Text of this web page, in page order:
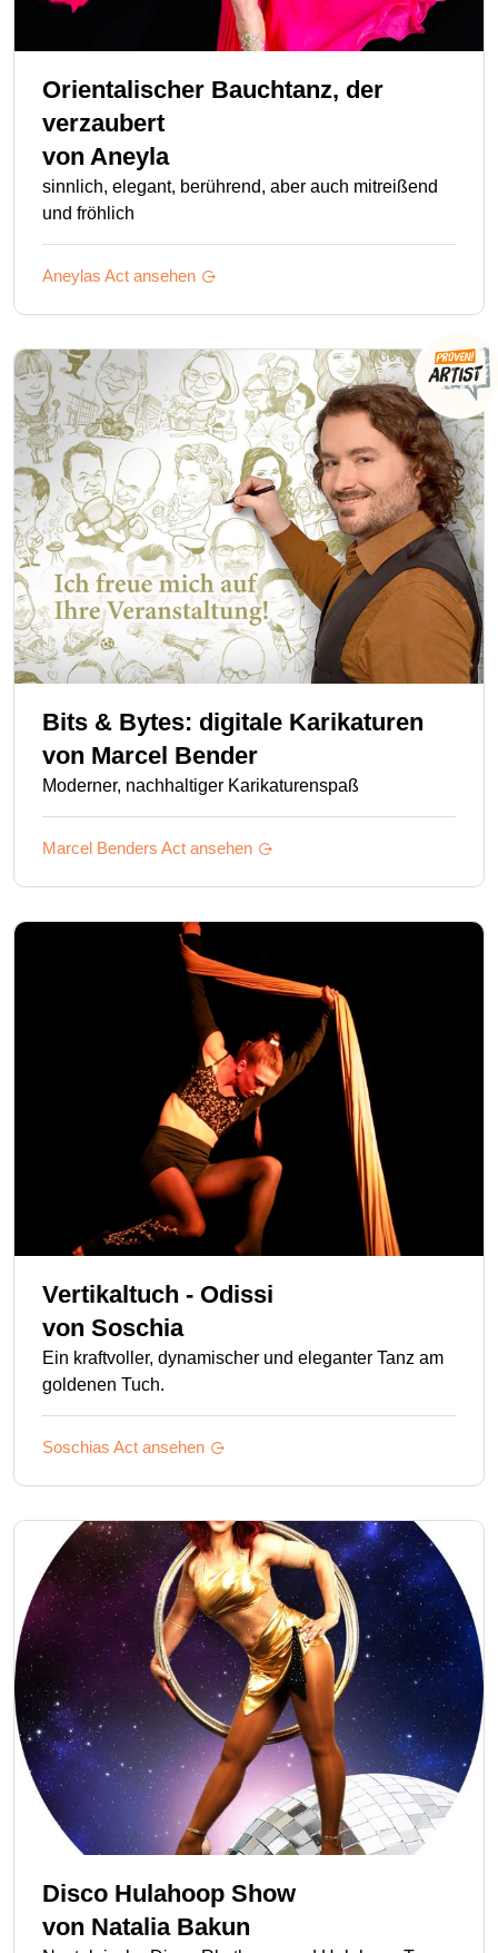
Orientalischer Bauchtanz, der
verzaubert
von Aneyla
sinnlich, elegant, berührend, aber auch mitreißend
und fröhlich
Aneylas Act ansehen
Bits & Bytes: digitale Karikaturen
von Marcel Bender
Moderner, nachhaltiger Karikaturenspaß
Marcel Benders Act ansehen
Vertikaltuch - Odissi
von Soschia
Ein kraftvoller, dynamischer und eleganter Tanz am
goldenen Tuch.
Soschias Act ansehen
Disco Hulahoop Show
von Natalia Bakun